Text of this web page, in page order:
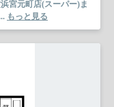
宮元町店(スーパー)ま
もっと見る